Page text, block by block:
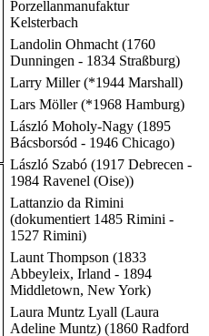
Porzellanmanufaktur
Kelsterbach
Landolin Ohmacht (1760
Dunningen - 1834 Straßburg)
Larry Miller (*1944 Marshall)
Lars Möller (*1968 Hamburg)
László Moholy-Nagy (1895
Bácsborsód - 1946 Chicago)
László Szabó (1917 Debrecen -
1984 Ravenel (Oise))
Lattanzio da Rimini
(dokumentiert 1485 Rimini -
1527 Rimini)
Launt Thompson (1833
Abbeyleix, Irland - 1894
Middletown, New York)
Laura Muntz Lyall (Laura
Adeline Muntz) (1860 Radford